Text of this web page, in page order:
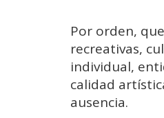
Por orden,
recreativas,
individual,
calidad
ausencia.